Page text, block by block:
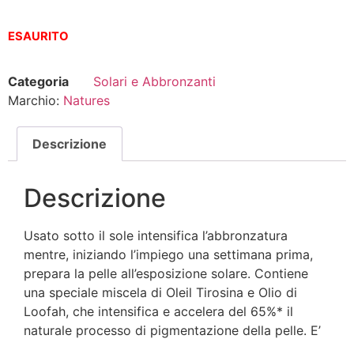
ESAURITO
Categoria
Solari e Abbronzanti
Marchio: Natures
Descrizione
Descrizione
Usato sotto il sole intensifica l’abbronzatura
mentre, iniziando l’impiego una settimana prima,
prepara la pelle all’esposizione solare. Contiene
una speciale miscela di Oleil Tirosina e Olio di
Loofah, che intensifica e accelera del 65%* il
naturale processo di pigmentazione della pelle. E’